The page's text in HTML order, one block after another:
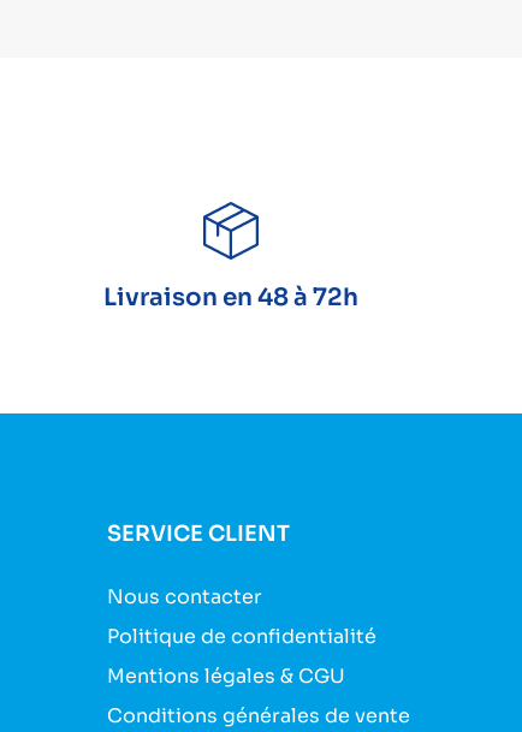
Livraison en 48 à 72h
SERVICE CLIENT
Nous contacter
Politique de confidentialité
Mentions légales & CGU
Conditions générales de vente